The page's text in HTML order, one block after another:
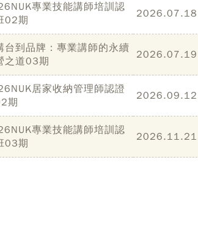
專業技能講師培訓認
02期
2026.07.18
台到品牌：專業講師的永續
之道03期
2026.07.19
居家收納管理師認證
期
2026.09.12
專業技能講師培訓認
03期
2026.11.21